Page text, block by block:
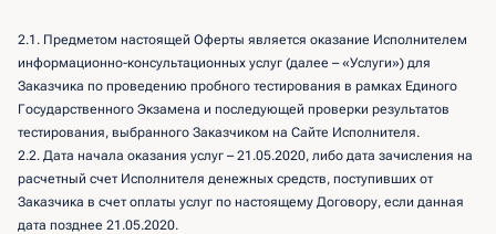
2.1. Предметом настоящей Оферты является оказание Исполнителем
информационно-консультационных услуг (далее – «Услуги») для
Заказчика по проведению пробного тестирования в рамках Единого
Государственного Экзамена и последующей проверки результатов
тестирования, выбранного Заказчиком на Сайте Исполнителя.
2.2. Дата начала оказания услуг – 21.05.2020, либо дата зачисления на
расчетный счет Исполнителя денежных средств, поступивших от
Заказчика в счет оплаты услуг по настоящему Договору, если данная
дата позднее 21.05.2020.